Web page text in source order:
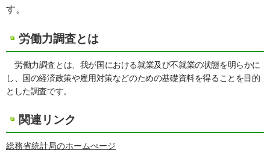
す。
労働力調査とは
労働力調査とは、我が国における就業及び不就業の状態を明らかに
し、国の経済政策や雇用対策などのための基礎資料を得ることを目的
とした調査です。
関連リンク
総務省統計局のホームぺージ